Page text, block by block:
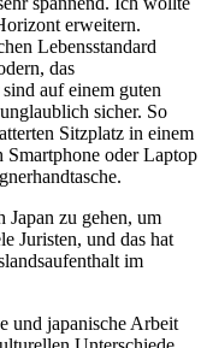
erweitern.
Lebensstandard
das
auf einem guten
sicher. So
Sitzplatz in einem
Smartphone oder Laptop
Japan zu gehen, um
Juristen, und das hat
im
und japanische Arbeit